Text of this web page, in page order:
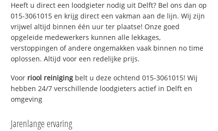
Heeft u direct een loodgieter nodig uit Delft? Bel ons dan op
015-3061015 en krijg direct een vakman aan de lijn. Wij zijn
vrijwel altijd binnen één uur ter plaatse! Onze goed
opgeleide medewerkers kunnen alle lekkages,
verstoppingen of andere ongemakken vaak binnen no time
oplossen. Altijd voor een redelijke prijs.
Voor riool reiniging belt u deze ochtend 015-3061015! Wij
hebben 24/7 verschillende loodgieters actief in Delft en
omgeving
Jarenlange ervaring